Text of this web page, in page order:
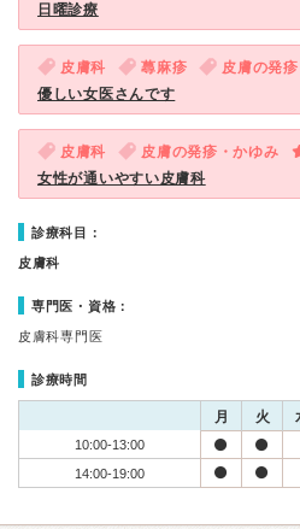
日曜診療
皮膚科 蕁麻疹 皮膚の発
優しい女医さんです
皮膚科 皮膚の発疹・かゆみ
女性が通いやすい皮膚科
診療科目：
皮膚科
専門医・資格：
皮膚科専門医
診療時間
月 火
10:00-13:00
14:00-19:00